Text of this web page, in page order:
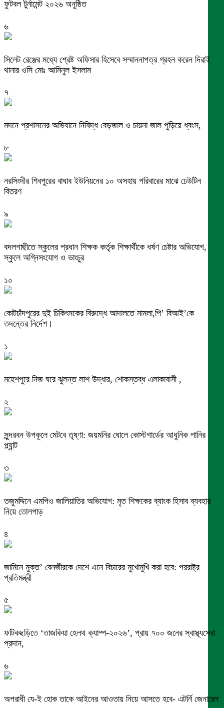
ফুটবল টুর্নামেন্ট ২০২৬ অনুষ্ঠিত
৬
সিলেট রেঞ্জের মধ্যে শ্রেষ্ট অফিসার হিসেবে সম্মাননাপত্র গ্রহন করেন দিরাই
থানার ওসি মোঃ আমিনুল ইসলাম
৭
মদনে প্রশাসনের অভিযানে নিষিদ্ধ বেড়জাল ও চায়না জাল পুড়িয়ে ধ্বংস,
৮
নরসিংদীর শিবপুরের বাঘাব ইউনিয়নের ১০ অসহায় পরিবারের মাঝে ঢেউটিন
বিতরণ
৯
বদলগাছীতে স্কুলের প্রধান শিক্ষক কর্তৃক শিক্ষার্থীকে ধর্ষণ চেষ্টার অভিযোগ,
স্কুলে অগ্নিসংযোগ ও ভাংচুর
১০
কোটচাঁদপুরের দুই চিকিৎসকের বিরুদ্ধে আদালতে মামলা,পি’ বিআই’কে
তদন্তের নির্দেশ।
১
মহেশপুরে নিজ ঘরে ঝুলন্ত লাশ উদ্ধার, শোকস্তব্ধ এলাকাবাসী ,
২
সুন্দরবন উপকূলে মেটবে তৃষ্ণা: জয়মনির ঘোলে কোস্টগার্ডের আধুনিক পানির
প্ল্যান্ট
৩
তজুমদ্দিনে এমপিও জালিয়াতির অভিযোগ: মৃত শিক্ষকের ব্যাংক হিসাব ব্যবহার
নিয়ে তোলপাড়
৪
জামিনে মুক্ত’ বেনজীরকে দেশে এনে বিচারের মুখোমুখি করা হবে: পররাষ্ট্র
প্রতিমন্ত্রী
৫
ফটিকছড়িতে ‘তাজকিয়া হেলথ ক্যাম্প-২০২৬’, প্রায় ৭০০ জনের স্বাস্থ্যসেবা
প্রদান,
৬
অপরাধী যে-ই হোক তাকে আইনের আওতায় নিয়ে আসতে হবে- এটর্নি জেনারেল